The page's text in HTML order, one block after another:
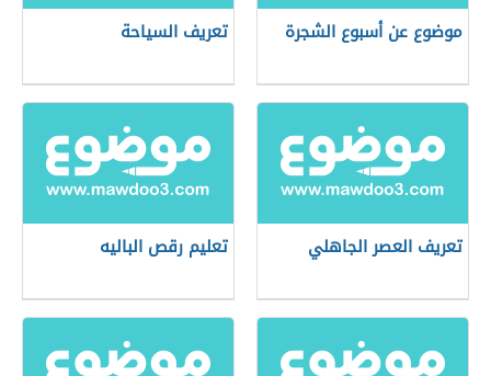
موضوع عن أسبوع الشجرة تعريف السياحة
تعريف العصر الجاهلي تعليم رقص الباليه